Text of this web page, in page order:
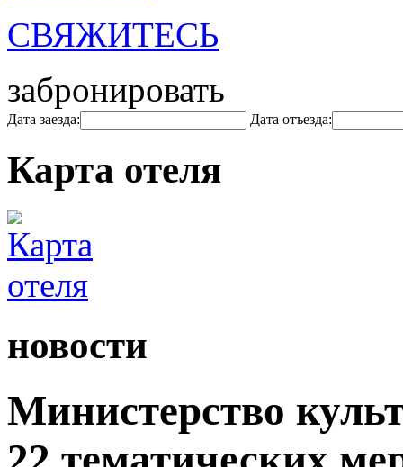
СВЯЖИТЕСЬ
забронировать
Дата заезда: Дата отъезда:
Карта отеля
новости
Министерство